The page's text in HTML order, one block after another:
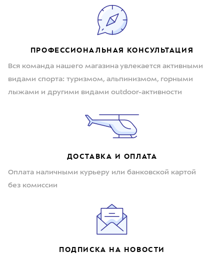
ПРОФЕССИОНАЛЬНАЯ КОНСУЛЬТАЦИЯ
Вся команда нашего магазина увлекается активными
видами спорта: туризмом, альпинизмом, горными
лыжами и другими видами outdoor-активности
ДОСТАВКА И ОПЛАТА
Оплата наличными курьеру или банковской картой
без комиссии
ПОДПИСКА НА НОВОСТИ